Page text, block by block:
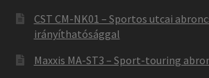
CST CM-NK01 – Sportos utcai
irányíthatósággal
Maxxis MA-ST3 – Sport-touring